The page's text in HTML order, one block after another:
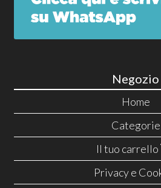
Negozio
Home
Categorie
Il tuo carrello
Privacy e